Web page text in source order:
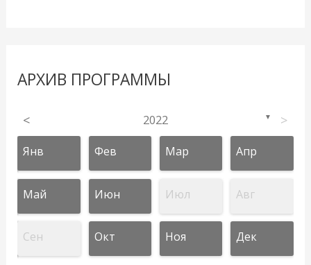
АРХИВ ПРОГРАММЫ
< 2022 ▼ >
Янв Фев Мар Апр
Май Июн Июл Авг
Сен Окт Ноя Дек